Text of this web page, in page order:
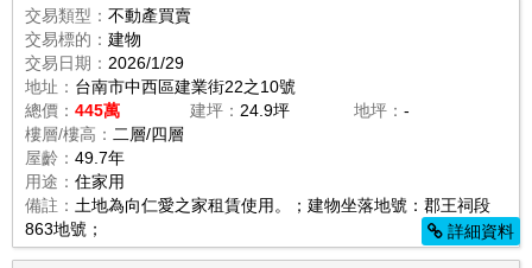
交易類型： 不動產買賣
交易標的： 建物
交易日期： 2026/1/29
地址： 台南市中西區建業街22之10號
總價： 445萬 建坪： 24.9坪 地坪：-
樓層/樓高： 二層/四層
屋齡： 49.7年
用途： 住家用
備註： 土地為向仁愛之家租賃使用。；建物坐落地號：郡王祠段
863地號；
詳細資料